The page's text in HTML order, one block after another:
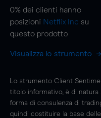
0% dei clienti hanno
posizioni Netflix Inc su
questo prodotto
Visualizza lo strumento
Lo strumento Client
titolo informativo, è di
forma di consulenza di
quindi costituire la base